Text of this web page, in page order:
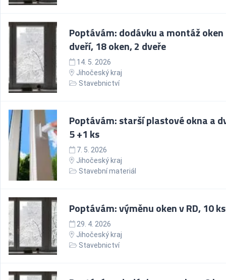
Poptávám: dodávku a montáž oken
dveří, 18 oken, 2 dveře
14. 5. 2026
Jihočeský kraj
Stavebnictví
Poptávám: starší plastové okna a
5 +1 ks
7. 5. 2026
Jihočeský kraj
Stavební materiál
Poptávám: výměnu oken v RD, 10 ks
29. 4. 2026
Jihočeský kraj
Stavebnictví